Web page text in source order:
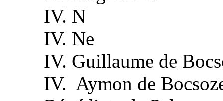
IV. N
IV. Ne
IV. Guillaume de
IV. Aymon de